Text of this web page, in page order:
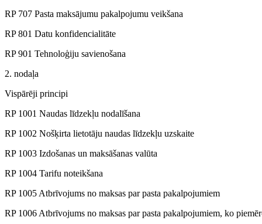
RP 707 Pasta maksājumu pakalpojumu veikšana
RP 801 Datu konfidencialitāte
RP 901 Tehnoloģiju savienošana
2. nodaļa
Vispārēji principi
RP 1001 Naudas līdzekļu nodalīšana
RP 1002 Nošķirta lietotāju naudas līdzekļu uzskaite
RP 1003 Izdošanas un maksāšanas valūta
RP 1004 Tarifu noteikšana
RP 1005 Atbrīvojums no maksas par pasta pakalpojumiem
RP 1006 Atbrīvojums no maksas par pasta pakalpojumiem, ko